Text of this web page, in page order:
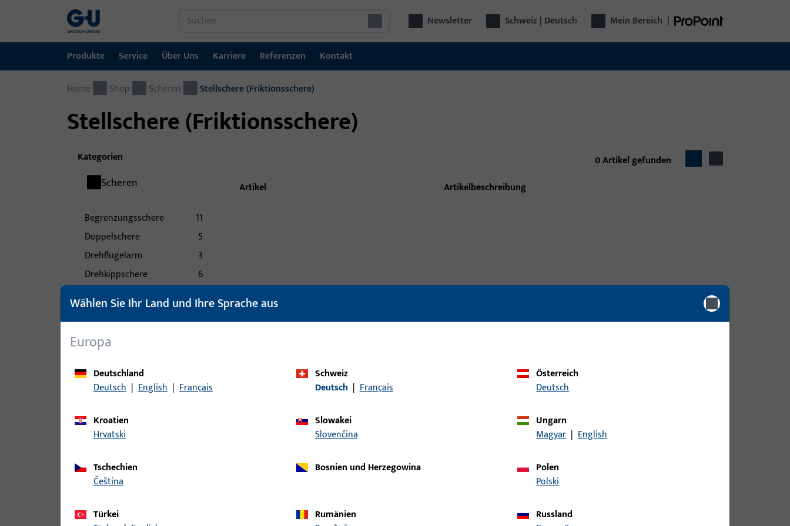
Newsletter Schweiz | Deutsch Mein Bereich |
Produkte
Produkte
Fenstertechnik
Automatische Eingangsysteme
Montagematerial
Service
Service
Downloadportal
Über Uns
Über Uns
GU-Gruppe weltweit
Karriere
Karriere
Jobportal
Referenzen
Referenzen
Kontakt
Kontakt
Home Shop Scheren Stellschere (Friktionsschere)
Stellschere (Friktionsschere)
Kategorien
Scheren
Begrenzungsschere
11
Doppelschere
5
Drehflügelarm
3
Drehkippschere
6
Einzelteil
1
Fangschere
Kippdrehschere
Kippschere
45
PSK Schere
Rastschere
Rundbogenschere
Scherenarm
Senkklappschere
Artikel gefunden
Artikel
Artikelbeschreibung
Wählen Sie Ihr Land und Ihre Sprache aus
Europa
Deutschland
Deutsch | English | Français
Schweiz
Deutsch | Français
Österreich
Deutsch
Kroatien
Hrvatski
Slowakei
Slovenčina
Ungarn
Magyar | English
Tschechien
čeština
Bosnien und Herzegowina
Polen
Polski
Türkei
Rumänien
Russland